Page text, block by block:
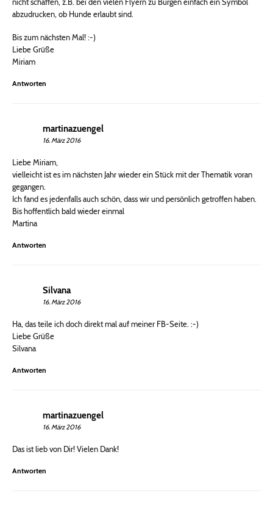
nicht schaffen, z.B. bei den vielen Flyern zu Burgen einfach ein Symbol
abzudrucken, ob Hunde erlaubt sind.
Bis zum nächsten Mal! :-)
Liebe Grüße
Miriam
Antworten
martinazuengel
16. März 2016
Liebe Miriam,
vielleicht ist es im nächsten Jahr wieder ein Stück mit der Thematik voran
gegangen.
Ich fand es jedenfalls auch schön, dass wir und persönlich getroffen haben.
Bis hoffentlich bald wieder einmal
Martina
Antworten
Silvana
16. März 2016
Ha, das teile ich doch direkt mal auf meiner FB-Seite. :-)
Liebe Grüße
Silvana
Antworten
martinazuengel
16. März 2016
Das ist lieb von Dir! Vielen Dank!
Antworten